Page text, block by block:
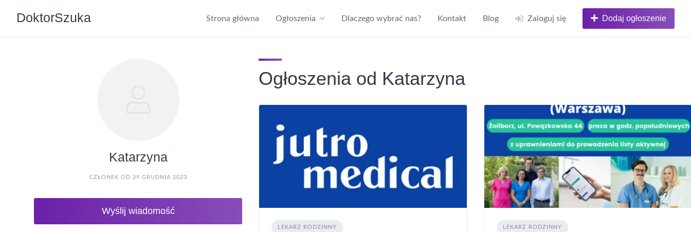
DoktorSzuka Strona główna Ogłoszenia Dlaczego wybrać nas? Kontakt Blog Zaloguj się Dodaj ogłoszenie
Katarzyna
CZŁONEK OD 29 GRUDNIA 2023
Wyślij wiadomość
Ogłoszenia od Katarzyna
LEKARZ RODZINNY LEKARZ RODZINNY